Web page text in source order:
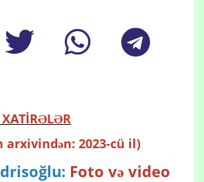
arxivindən: 2023-cü il)
Foto və video